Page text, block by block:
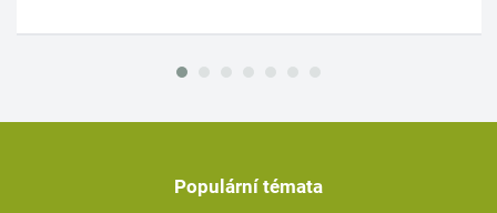
Populární témata